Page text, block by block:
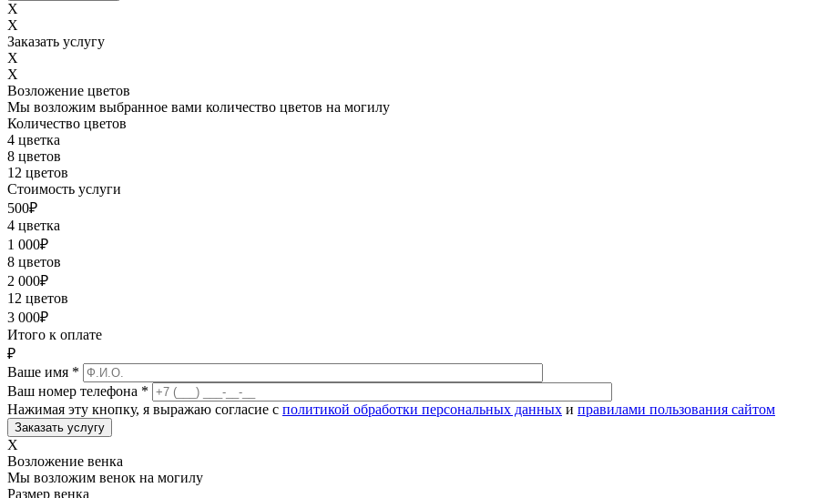
X
X
Заказать услугу
X
X
Возложение цветов
Мы возложим выбранное вами количество цветов на могилу
Количество цветов
4 цветка
8 цветов
12 цветов
Стоимость услуги
500₽
4 цветка
1 000₽
8 цветов
2 000₽
12 цветов
3 000₽
Итого к оплате
₽
Ваше имя *
Ваш номер телефона *
Нажимая эту кнопку, я выражаю согласие с политикой обработки персональных данных и правилами пользования сайтом
X
Возложение венка
Мы возложим венок на могилу
Размер венка